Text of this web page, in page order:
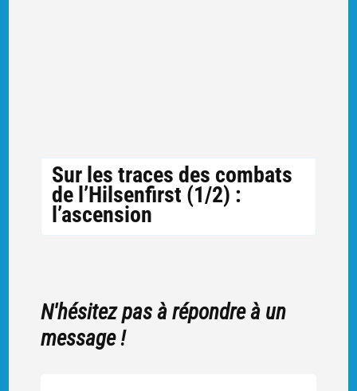
Sur les traces des combats
de l’Hilsenfirst (1/2) :
l’ascension
N'hésitez pas à répondre à un
message !